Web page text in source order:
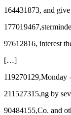
164431873, and
97612816, interest
[…]
119270129,Monday
211527315,ng by
90484155,Co. and